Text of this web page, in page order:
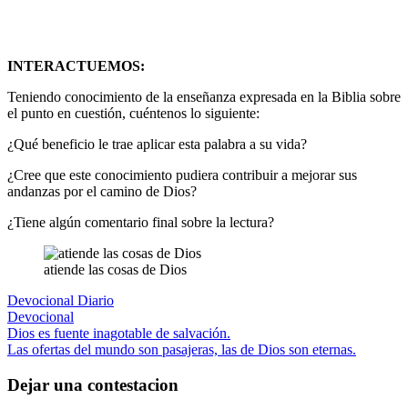
INTERACTUEMOS:
Teniendo conocimiento de la enseñanza expresada en la Biblia sobre
el punto en cuestión, cuéntenos lo siguiente:
¿Qué beneficio le trae aplicar esta palabra a su vida?
¿Cree que este conocimiento pudiera contribuir a mejorar sus
andanzas por el camino de Dios?
¿Tiene algún comentario final sobre la lectura?
atiende las cosas de Dios
Devocional Diario
Devocional
Navegación
de
entradas
Entrada
anterior:
Dios es fuente inagotable de salvación.
Siguiente
Las ofertas del mundo son pasajeras, las de Dios son eternas.
Dejar una contestacion